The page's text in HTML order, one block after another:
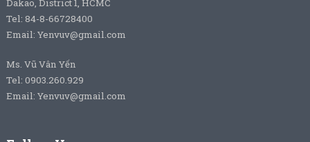
Tel: 84-8-66728400
Email: Yenvuv@gmail.com
Ms. Vũ Vân Yến
Tel: 0903.260.929
Email: Yenvuv@gmail.com